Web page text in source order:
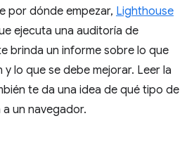
por dónde empezar, Lighthouse
ejecuta una auditoría de
brinda un informe sobre lo que
lo que se debe mejorar. Leer la
te da una idea de qué tipo de
un navegador.